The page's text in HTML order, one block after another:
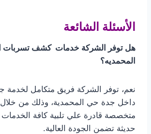
الأسئلة الشائعة
هل توفر الشركة خدمات كشف تسربات
المحمديه؟
نعم، توفر الشركة فريق متكامل لخدمة
داخل جدة حي المحمدية، وذلك من خلال
متخصصة قادرة علي تلبية كافة الخدمات
حديثة تضمن الجودة العالية.